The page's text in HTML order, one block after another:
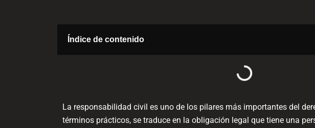
Índice de contenido
La responsabilidad civil es uno de los pilares más importantes del
términos prácticos, se traduce en la obligación legal que tiene una